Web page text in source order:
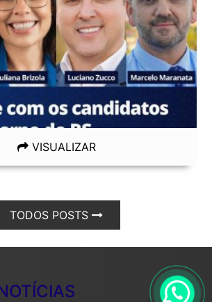
VISUALIZAR
TODOS POSTS